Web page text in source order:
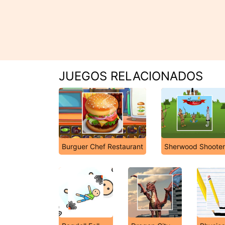
JUEGOS RELACIONADOS
Burguer Chef Restaurant Sherwood Shooter